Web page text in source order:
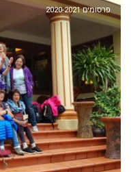
פרסומים 2020-2021